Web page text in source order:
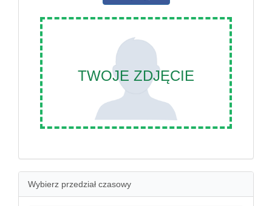
TWOJE ZDJĘCIE
Wybierz przedział czasowy